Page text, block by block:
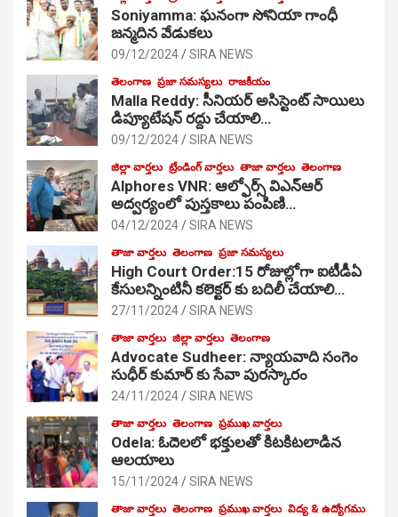
Soniyamma: ఘ‌నంగా సోనియా గాంధీ
జ‌న్మ‌దిన వేడుక‌లు
09/12/2024 SIRA NEWS
తెలంగాణ ప్రజా సమస్యలు రాజకీయం
Malla Reddy: సీనియర్ అసిస్టెంట్ సాయిలు
డిప్యూటేషన్ రద్దు చేయాలి…
09/12/2024 SIRA NEWS
జిల్లా వార్తలు ట్రేండింగ్ వార్తలు తాజా వార్తలు తెలంగాణ
Alphores VNR: ఆల్ఫోర్స్ విఎన్ఆర్
అద్వర్యంలో పుస్తకాలు పంపిణి…
04/12/2024 SIRA NEWS
తాజా వార్తలు తెలంగాణ ప్రజా సమస్యలు
High Court Order:15 రోజుల్లోగా ఐటీడీఏ
కేసులన్నింటినీ కలెక్టర్ కు బదిలీ చేయాలి…
27/11/2024 SIRA NEWS
తాజా వార్తలు జిల్లా వార్తలు తెలంగాణ
Advocate Sudheer: న్యాయవాది సంగెం
సుధీర్ కుమార్ కు సేవా పురస్కారం
24/11/2024 SIRA NEWS
తాజా వార్తలు తెలంగాణ ప్రముఖ వార్తలు
Odela: ఓదెల‌లో భక్తులతో కిటకిటలాడిన
ఆల‌యాలు
15/11/2024 SIRA NEWS
తాజా వార్తలు తెలంగాణ ప్రముఖ వార్తలు విద్య & ఉద్యోగము